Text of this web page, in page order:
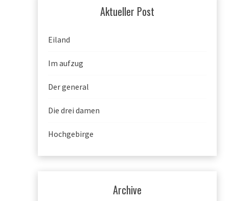
Aktueller Post
Eiland
Im aufzug
Der general
Die drei damen
Hochgebirge
Archive